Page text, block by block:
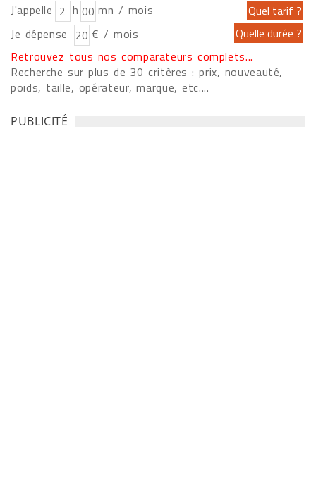
J'appelle h
mn / mois
Je dépense
€ / mois
Retrouvez tous nos comparateurs complets...
Recherche sur plus de 30 critères : prix, nouveauté,
poids, taille, opérateur, marque, etc....
PUBLICITÉ